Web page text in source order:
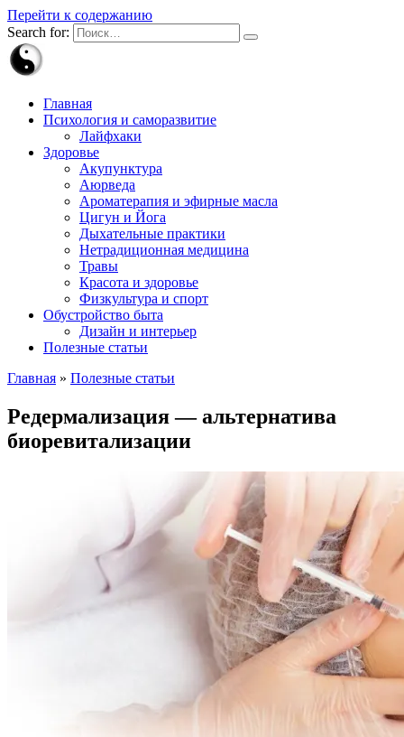
Перейти к содержанию
Search for:
Главная
Психология и саморазвитие
Лайфхаки
Здоровье
Акупунктура
Аюрведа
Ароматерапия и эфирные масла
Цигун и Йога
Дыхательные практики
Нетрадиционная медицина
Травы
Красота и здоровье
Физкультура и спорт
Обустройство быта
Дизайн и интерьер
Полезные статьи
Главная » Полезные статьи
Редермализация — альтернатива
биоревитализации